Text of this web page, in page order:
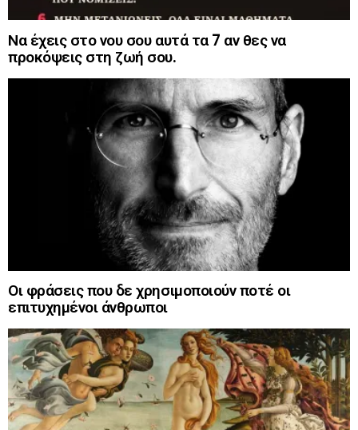
Να έχεις στο νου σου αυτά τα 7 αν θες να
προκόψεις στη ζωή σου.
Οι φράσεις που δε χρησιμοποιούν ποτέ οι
επιτυχημένοι άνθρωποι